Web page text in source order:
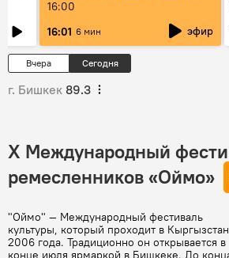
16:00
16:01 6 мин эфир
Вчера Сегодня
г. Бишкек 89.3
X Международный
ремесленников «Оймо»
"Оймо" — Международный фестиваль
культуры, который проходит в
2006 года. Традиционно он открывается в
конце июля ярмаркой в Бишкеке. До